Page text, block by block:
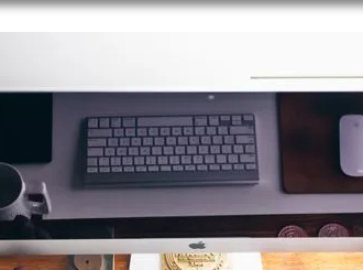
んでいることならば、「want to」であるはずです。ではなぜう